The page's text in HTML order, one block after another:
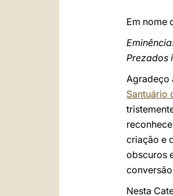
Em nome
Prezados
Agradeço
Santuário
criação e
obscuros
Nesta